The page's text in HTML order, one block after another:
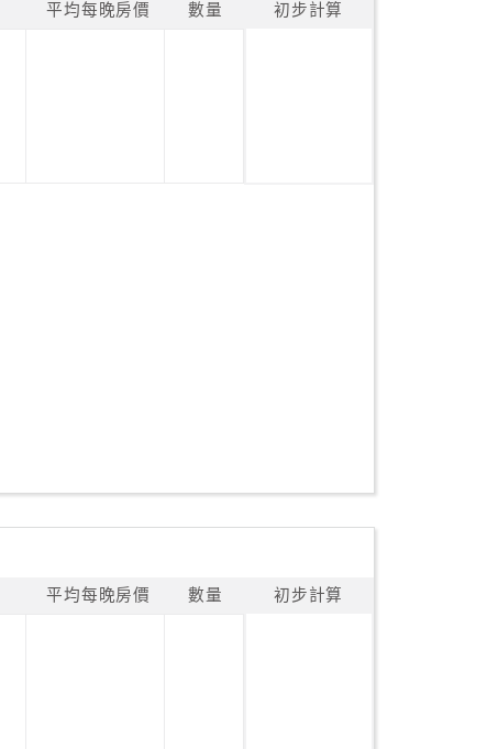
平均每晚房價 數量 初步計算
平均每晚房價 數量 初步計算